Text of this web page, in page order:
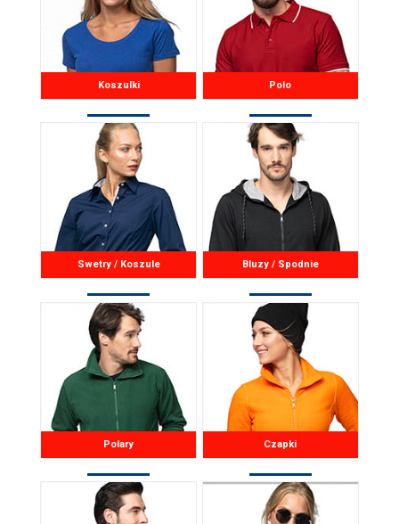
Koszulki Polo
Swetry / Koszule Bluzy / Spodnie
Polary Czapki